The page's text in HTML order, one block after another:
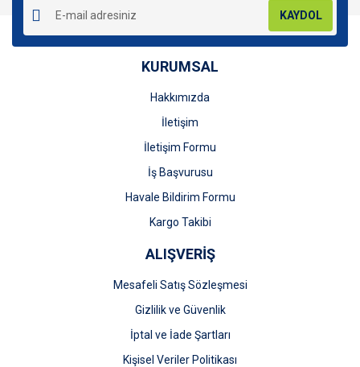
KAYDOL
KURUMSAL
Hakkımızda
İletişim
İletişim Formu
İş Başvurusu
Havale Bildirim Formu
Kargo Takibi
ALIŞVERİŞ
Mesafeli Satış Sözleşmesi
Gizlilik ve Güvenlik
İptal ve İade Şartları
Kişisel Veriler Politikası